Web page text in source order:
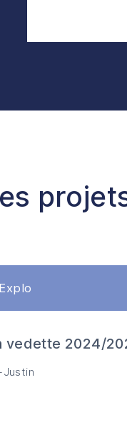
vedette 2024/
Justin